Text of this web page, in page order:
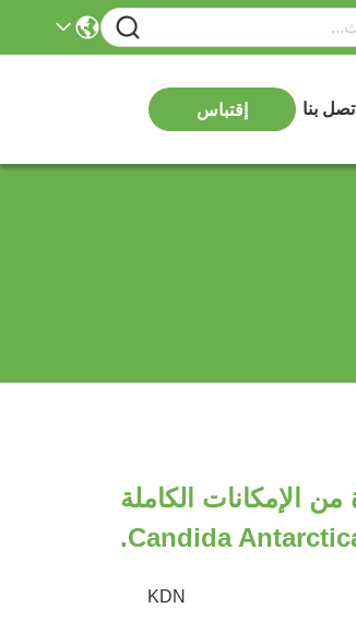
اتصل بنا إقتباس
الإمكانات الكاملة
KDN